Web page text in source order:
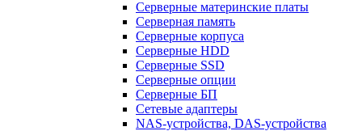
Серверные материнские платы
Серверная память
Серверные корпуса
Серверные HDD
Серверные SSD
Серверные опции
Серверные БП
Сетевые адаптеры
NAS-устройства, DAS-устройства